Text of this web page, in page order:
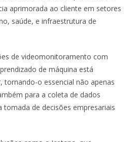
aprimorada ao cliente em setores
saúde, e infraestrutura de
de videomonitoramento com
de máquina está
tornando-o essencial não apenas
para a coleta de dados
tomada de decisões empresariais​